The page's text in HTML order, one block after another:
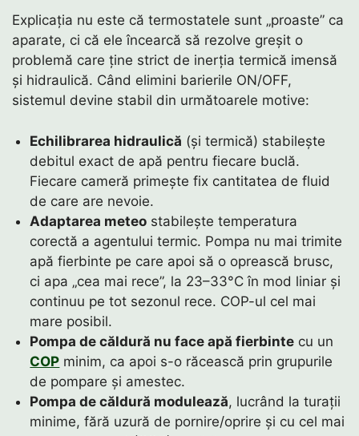
Explicația nu este că termostatele sunt „proaste” ca
aparate, ci că ele încearcă să rezolve greșit o
problemă care ține strict de inerția termică imensă
și hidraulică. Când elimini barierile ON/OFF,
sistemul devine stabil din următoarele motive:
Echilibrarea hidraulică (și termică) stabilește
debitul exact de apă pentru fiecare buclă.
Fiecare cameră primește fix cantitatea de fluid
de care are nevoie.
Adaptarea meteo stabilește temperatura
corectă a agentului termic. Pompa nu mai trimite
apă fierbinte pe care apoi să o oprească brusc,
ci apa „cea mai rece”, la 23–33°C în mod liniar și
continuu pe tot sezonul rece. COP-ul cel mai
mare posibil.
Pompa de căldură nu face apă fierbinte cu un
COP minim, ca apoi s-o răcească prin grupurile
de pompare și amestec.
Pompa de căldură modulează, lucrând la turații
minime, fără uzură de pornire/oprire și cu cel mai